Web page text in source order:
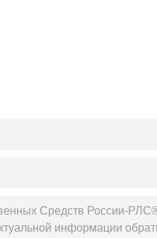
Средств России-
информации